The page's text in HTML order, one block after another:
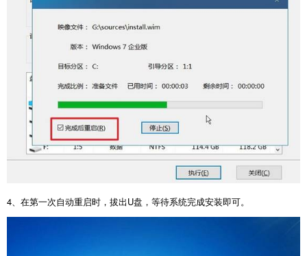
4、在第一次自动重启时，拔出U盘，等待系统完成安装即可。